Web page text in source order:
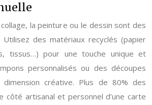
la peinture ou le dessin sont des
Utilisez des matériaux recyclés (papier
tissus…) pour une touche unique et
personnalisés ou des découpes
créative. Plus de 80% des
côté artisanal et personnel d’une carte